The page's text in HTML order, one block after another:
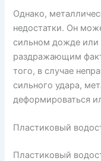
Однако,
недостатки. Он
сильном дожде или
раздражающим
того, в случае
сильного удара,
деформироваться
Пластиковый
Пластиковый